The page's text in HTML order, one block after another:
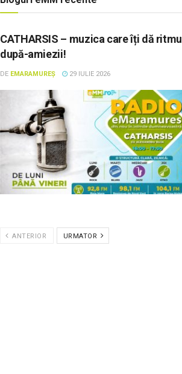
CATHARSIS – muzica care îți dă ritmul
după-amiezii!
DE EMARAMUREȘ 29 IULIE 2026
ANTERIOR URMATOR